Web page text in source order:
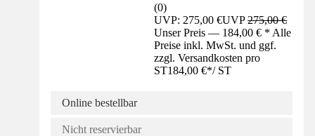
(0)
UVP: 275,00 €UVP275,00 €
Unser Preis — 184,00 € * Alle
Preise inkl. MwSt. und ggf.
zzgl. Versandkosten pro
ST184,00 €*/ ST
Online bestellbar
Nicht reservierbar